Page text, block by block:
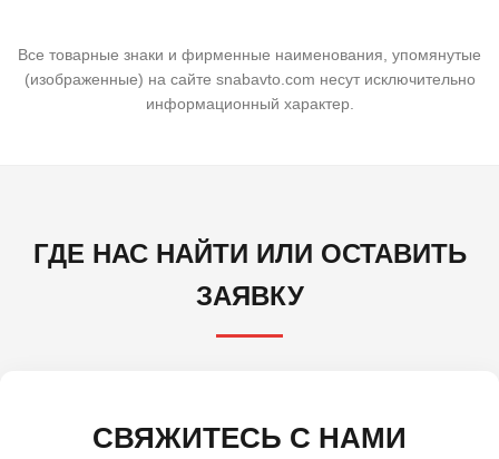
Все товарные знаки и фирменные наименования, упомянутые
(изображенные) на сайте snabavto.com несут исключительно
информационный характер.
ГДЕ НАС НАЙТИ ИЛИ ОСТАВИТЬ
ЗАЯВКУ
СВЯЖИТЕСЬ С НАМИ